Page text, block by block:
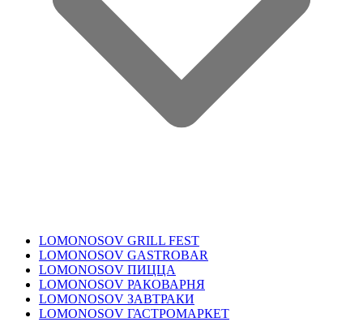
LOMONOSOV GRILL FEST
LOMONOSOV GASTROBAR
LOMONOSOV ПИЦЦА
LOMONOSOV РАКОВАРНЯ
LOMONOSOV ЗАВТРАКИ
LOMONOSOV ГАСТРОМАРКЕТ